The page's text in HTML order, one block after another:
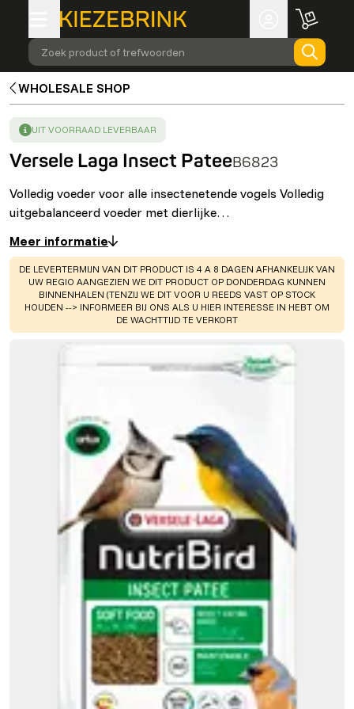
Zoek product of trefwoorden
WHOLESALE SHOP
SUCCESS:
UIT VOORRAAD LEVERBAAR
Versele Laga Insect PateeB6823
Volledig voeder voor alle insectenetende vogels Volledig
uitgebalanceerd voeder met dierlijke…
Meer informatie
WARNING:
DE LEVERTERMIJN VAN DIT PRODUCT IS 4 A 8 DAGEN AFHANKELIJK VAN
UW REGIO AANGEZIEN WE DIT PRODUCT OP DONDERDAG KUNNEN
BINNENHALEN (TENZIJ WE DIT VOOR U REEDS VAST OP STOCK
HOUDEN --> INFORMEER BIJ ONS ALS U HIER INTERESSE IN HEBT OM
DE WACHTTIJD TE VERKORT